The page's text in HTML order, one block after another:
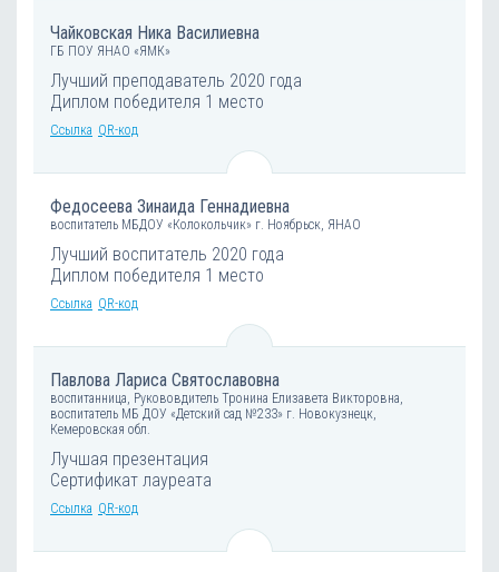
Чайковская Ника Василиевна
ГБ ПОУ ЯНАО «ЯМК»
Лучший преподаватель 2020 года
Диплом победителя 1 место
Ссылка QR-код
Федосеева Зинаида Геннадиевна
воспитатель МБДОУ «Колокольчик» г. Ноябрьск, ЯНАО
Лучший воспитатель 2020 года
Диплом победителя 1 место
Ссылка QR-код
Павлова Лариса Святославовна
воспитанница, Рукововдитель Тронина Елизавета Викторовна,
воспитатель МБ ДОУ «Детский сад №233» г. Новокузнецк,
Кемеровская обл.
Лучшая презентация
Сертификат лауреата
Ссылка QR-код